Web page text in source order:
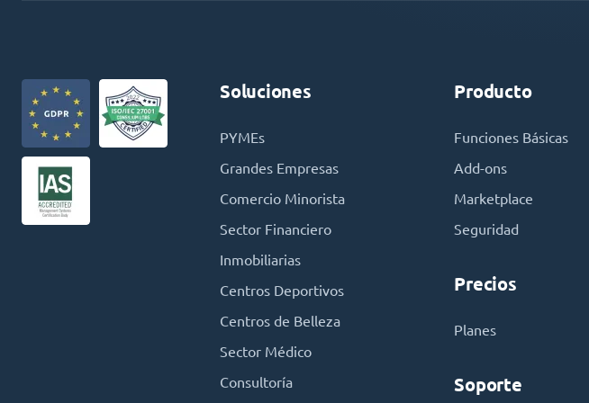
Soluciones
PYMEs
Grandes Empresas
Comercio Minorista
Sector Financiero
Inmobiliarias
Centros Deportivos
Centros de Belleza
Sector Médico
Consultoría
Producto
Funciones Básicas
Add-ons
Marketplace
Seguridad
Precios
Planes
Soporte